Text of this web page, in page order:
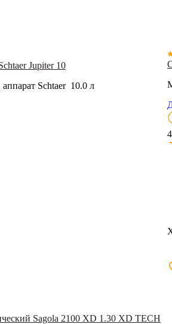
Jupiter 10
Schtaer 10.0 л
Sagola 2100 XD 1.30 XD TECH